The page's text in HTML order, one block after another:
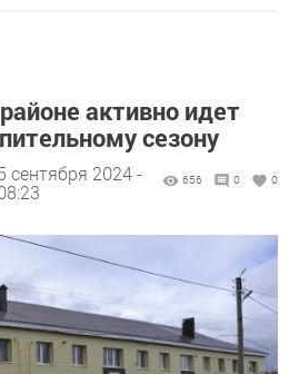
активно идет
сезону
сентября 2024 -
656 0 0